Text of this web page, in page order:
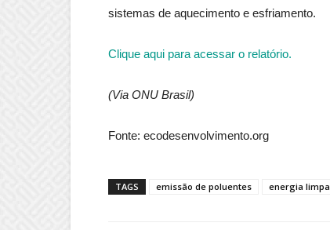
sistemas de aquecimento e esfriamento.
Clique aqui para acessar o relatório.
(Via ONU Brasil)
Fonte: ecodesenvolvimento.org
TAGS emissão de poluentes energia limpa